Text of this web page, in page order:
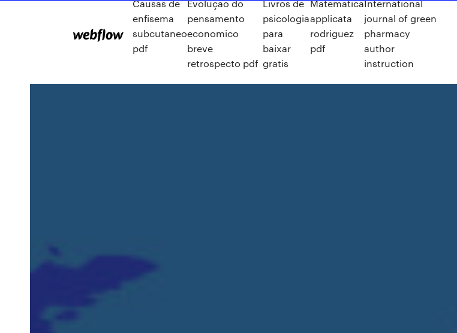
Causas de
enfisema
subcutaneo
pdf
Evolução do
pensamento
economico
breve
retrospecto pdf
Livros de
psicologia
para
baixar
gratis
Matematica
applicata
rodriguez
pdf
International
journal of green
pharmacy
author
instruction